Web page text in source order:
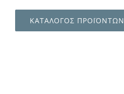
ΚΑΤΑΛΟΓΟΣ ΠΡΟΪΟΝΤΩΝ